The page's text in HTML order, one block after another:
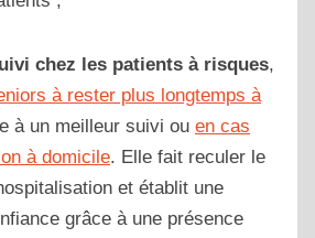
chez les patients à risques,
à rester plus longtemps à
à un meilleur suivi ou en cas
à domicile. Elle fait reculer le
et établit une
grâce à une présence